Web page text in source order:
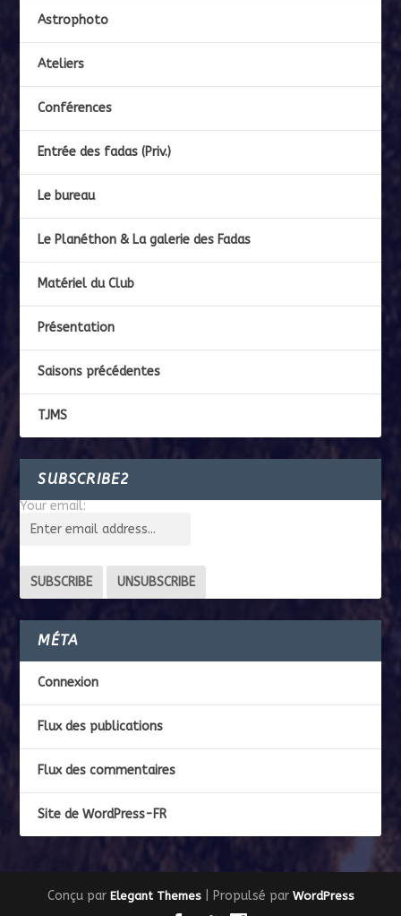
Astrophoto
Ateliers
Conférences
Entrée des fadas (Priv.)
Le bureau
Le Planéthon & La galerie des Fadas
Matériel du Club
Présentation
Saisons précédentes
TJMS
SUBSCRIBE2
Your email:
MÉTA
Connexion
Flux des publications
Flux des commentaires
Site de WordPress-FR
Conçu par Elegant Themes| Propulsé par WordPress